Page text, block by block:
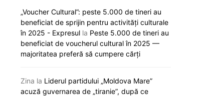
Finlanda rămâne cea mai fericită
țară din lume pentru al nouălea an
consecutiv
23 martie 2026
Record mondial în
5.000 de oameni
mare tricou de
„Voucher Cultural”: peste 5.000 de tineri au
beneficiat de sprijin pentru activități culturale
în 2025 - Expresul la Peste 5.000 de tineri au
beneficiat de voucherul cultural în 2025 —
majoritatea preferă să cumpere cărți
Zina la Liderul partidului „Moldova Mare”
acuză guvernarea de „tiranie”, după ce